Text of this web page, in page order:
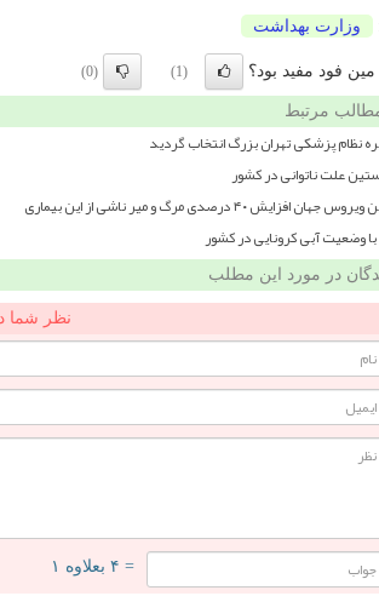
وزارت بهداشت
فود مفید بود؟ (1)
(0)
مرتبط
نظام پزشکی تهران بزرگ انتخاب گردید
علت ناتوانی در کشور
۴۰ درصدی مرگ و میر ناشی از این بیماری
وضعیت آبی کرونایی در کشور
در مورد این مطلب
نظر شما
= ۴ بعلاوه ۱